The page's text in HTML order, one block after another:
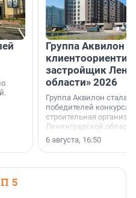
Группа Аквилон
застройщик
области» 2026
Группа Аквилон стала
победителей конкурса
строительная
Ленинградской области
номинации «Самый
застройщик
6 августа, 16:50
5